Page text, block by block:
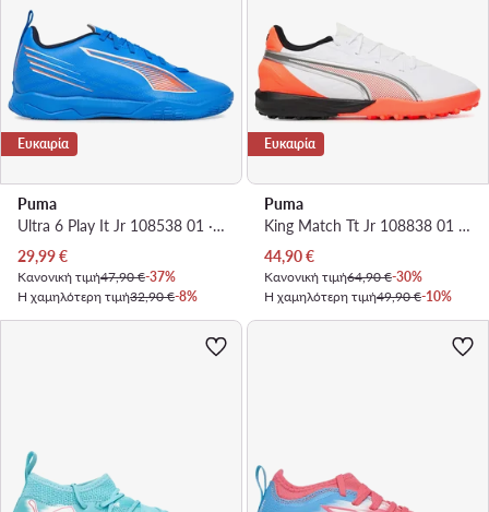
Ευκαιρία
Puma
Ultra 6 Play It Jr 108538 01 · Ποδοσφαιρικά Παπούτσια
Τρέχουσα τιμή
29,99€
Κανονική τιμή47,90 €-37%
Η χαμηλότερη τιμή32,90 €-8%
Ευκαιρία
Puma
King Match Tt Jr 108838 01 · Ποδοσφαιρικά Παπούτσια
Τρέχουσα τιμή
44,90€
Κανονική τιμή64,90 €-30%
Η χαμηλότερη τιμή49,90 €-10%